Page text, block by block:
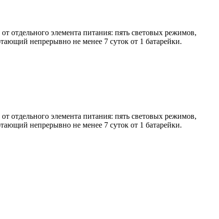
элемента питания: пять световых режимов,
непрерывно не менее 7 суток от 1 батарейки.
элемента питания: пять световых режимов,
непрерывно не менее 7 суток от 1 батарейки.